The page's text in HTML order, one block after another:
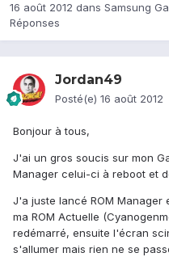
16 août 2012 dans Samsung
Réponses
Jordan49
Posté(e) 16 août 2012
Bonjour à tous,
J'ai un gros soucis sur mon
Manager celui-ci à reboot et
J'a juste lancé ROM
ma ROM Actuelle
redémarré, ensuite l'écran
s'allumer mais rien ne se